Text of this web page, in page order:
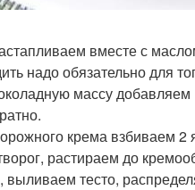
вместе с
надо обязательно для
массу
крема взбиваем 2
растираем до
тесто,